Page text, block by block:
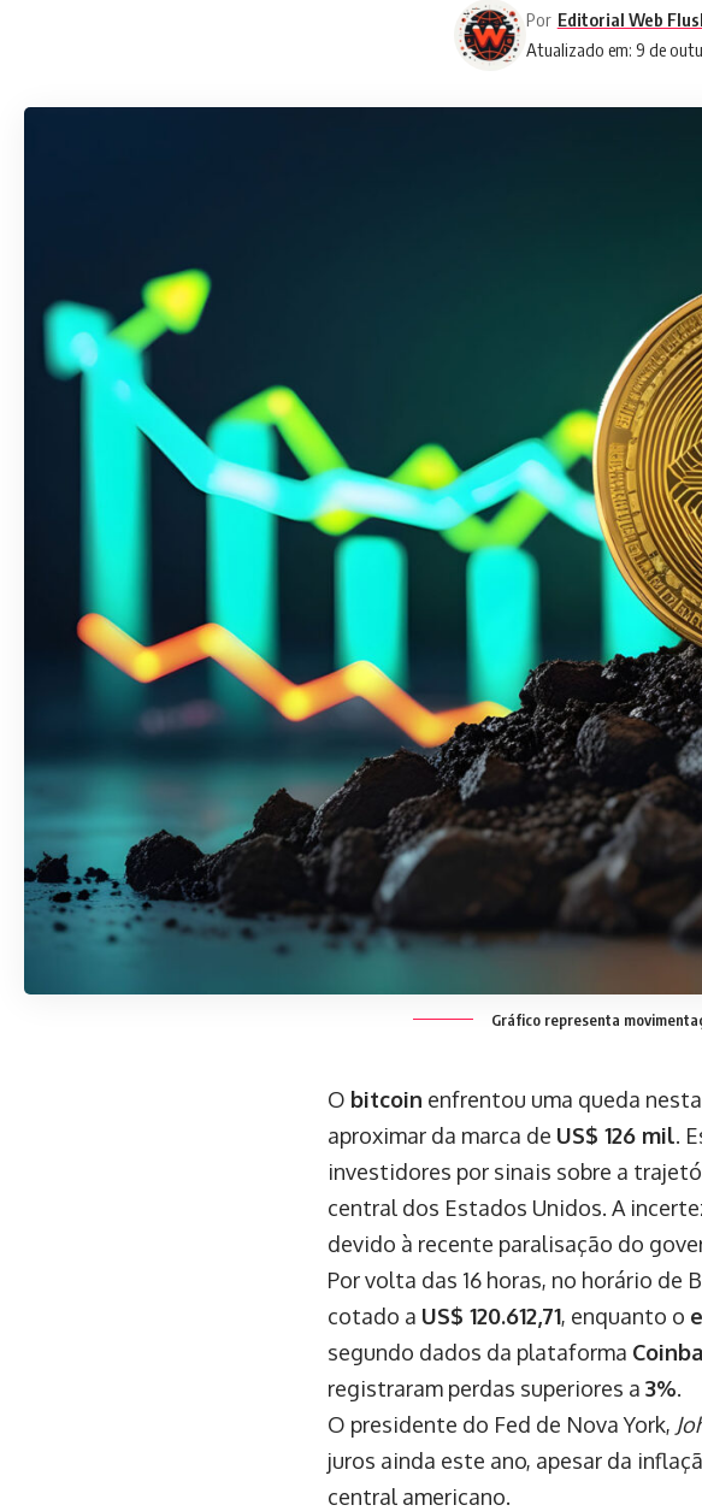
Atualizado em: 9 de
Por Editorial Web
Gráfico representa
O bitcoin enfrentou uma queda
aproximar da marca de US$ 126 mil.
investidores por sinais sobre a
central dos Estados Unidos. A
devido à recente paralisação do
Por volta das 16 horas, no horário de
cotado a US$ 120.612,71, enquanto o
segundo dados da plataforma
registraram perdas superiores a 3%.
O presidente do Fed de Nova York,
juros ainda este ano, apesar da
central americano.